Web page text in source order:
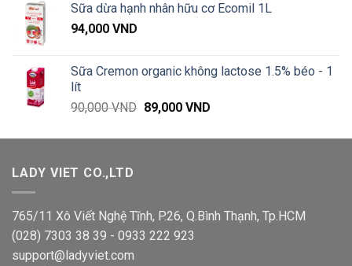
120,000 VND
Sữa dừa hạnh nhân hữu cơ Ecomil 1L
94,000 VND
Sữa Cremon organic không lactose 1.5% béo - 1
lít
90,000VND Giá
là:
89,000 VNDGiá
tại
LADY VIET CO.,LTD
765/11 Xô Viết Nghệ Tĩnh, P.26, Q.Bình Thạnh, Tp.HCM
(028) 7303 38 39 - 0933 222 923
support@ladyviet.com